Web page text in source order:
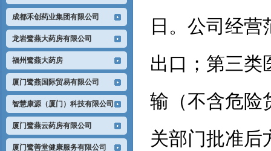
成都禾创药业集团有限公司
龙岩鹭燕大药房有限公司
福州鹭燕大药房
厦门鹭燕国际贸易有限公司
智慧康源（厦门）科技有限公司
厦门鹭燕云药房有限公司
厦门鹭善堂健康服务有限公司
日。 公司经营
出口；第三类
输（不含危险
关部门批准后